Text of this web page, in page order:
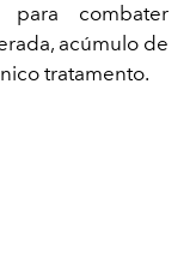
para combater
acúmulo de
tratamento.